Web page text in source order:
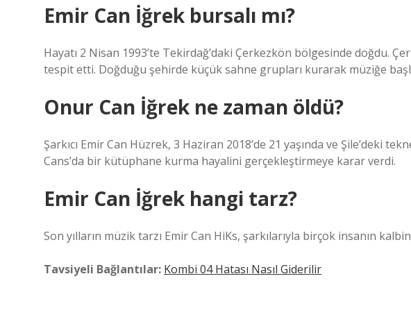
Emir Can İğrek bursalı mı?
Hayatı 2 Nisan 1993’te Tekirdağ’daki Çerkezkön bölgesinde doğdu.
tespit etti. Doğduğu şehirde küçük sahne grupları kurarak müziğe
Onur Can İğrek ne zaman öldü?
Şarkıcı Emir Can Hüzrek, 3 Haziran 2018’de 21 yaşında ve Şile’deki
Cans’da bir kütüphane kurma hayalini gerçekleştirmeye karar verdi.
Emir Can İğrek hangi tarz?
Son yılların müzik tarzı Emir Can HiKs, şarkılarıyla birçok insanın
Tavsiyeli Bağlantılar: Kombi 04 Hatası Nasıl Giderilir